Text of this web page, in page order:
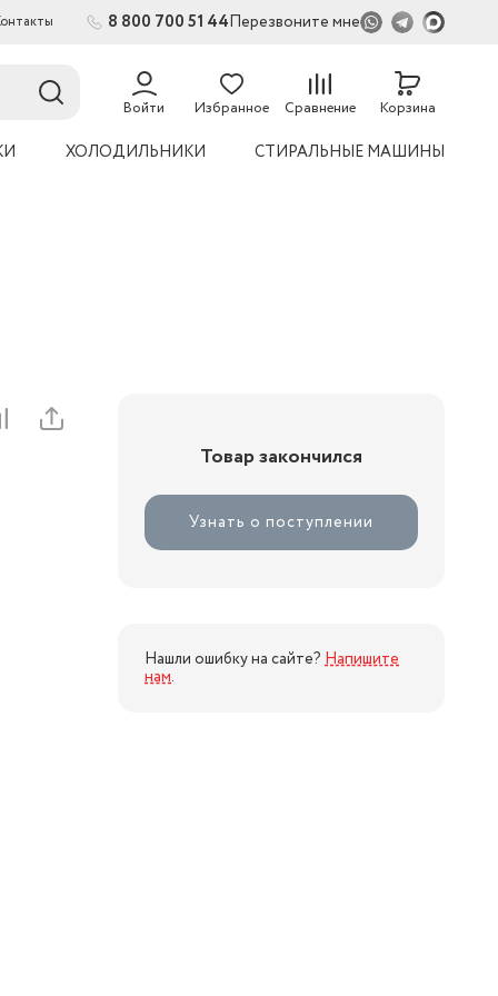
8 800 700 51 44Перезвоните мне
Войти Избранное Сравнение
54
Корзина
ХОЛОДИЛЬНИКИ СТИРАЛЬНЫЕ МАШИНЫ
Товар закончился
Узнать о поступлении
Нашли ошибку на сайте? Напишите
нам.